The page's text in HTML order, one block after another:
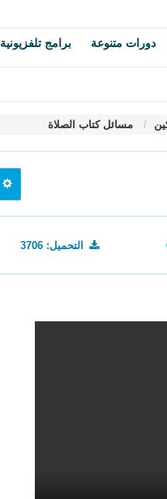
دورات متنوعة برامج تلفزيونية
مسائل كتاب الصلاة
التحميل: 3706